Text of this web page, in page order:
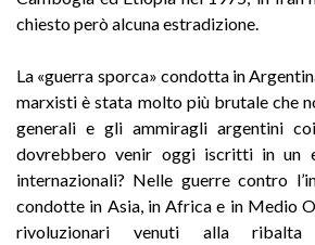
chiesto però alcuna estradizione.
La «guerra sporca» condotta in
marxisti è stata molto più brutale che
generali e gli ammiragli argentini
dovrebbero venir oggi iscritti in un
internazionali? Nelle guerre contro
condotte in Asia, in Africa e in Medio
rivoluzionari venuti alla ribalta